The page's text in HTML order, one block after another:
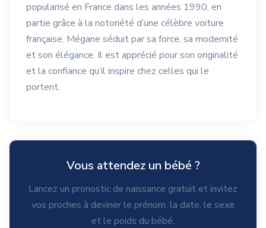
popularisé en France dans les années 1990, en
partie grâce à la notoriété d’une célèbre voiture
française. Mégane séduit par sa force, sa modernité
et son élégance. Il est apprécié pour son originalité
et la confiance qu’il inspire chez celles qui le
portent.
Vous attendez un bébé ?
Lancez un pronostic de naissance gratuit et invitez
vos proches à deviner le prénom, la date, le sexe
et le poids du bébé.